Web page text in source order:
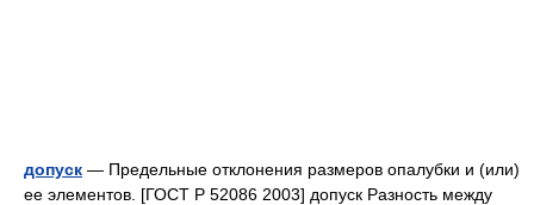
допуск — Предельные отклонения размеров опалубки и (или)
ее элементов. [ГОСТ Р 52086 2003] допуск Разность между